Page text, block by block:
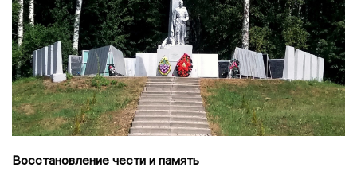
Восстановление чести и память